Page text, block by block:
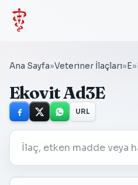
Ana Sayfa»Veteriner İlaçları» E»
Ekovit Ad3E
URL